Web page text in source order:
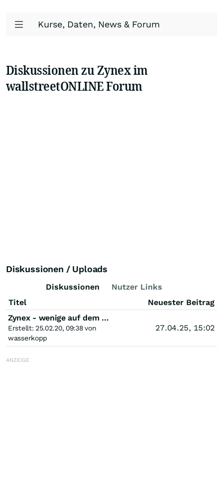
Kurse, Daten, News & Forum
Diskussionen zu Zynex im
wallstreetONLINE Forum
Diskussionen / Uploads
Diskussionen
Nutzer Links
Titel
Neuester Beitrag
Zynex - wenige auf dem Schirm
Erstellt: 25.02.20, 09:38 von
wasserkopp
27.04.25, 15:02